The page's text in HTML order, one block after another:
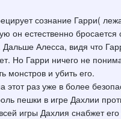
сознание Гарри(
он естественно
Алесса, видя что
Но Гарри ничего не
монстров и убить его.
этот раз уже в более
пешки в игре Дахлии
игры Дахлия снабжет